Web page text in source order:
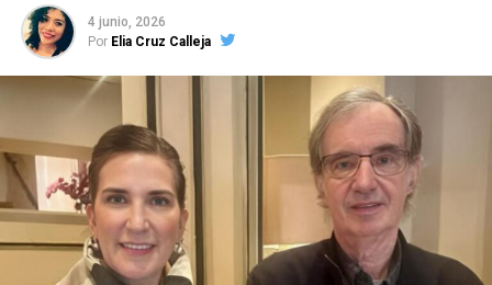
4 junio, 2026
Por Elia Cruz Calleja